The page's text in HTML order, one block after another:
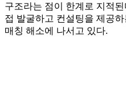
구조라는 점이 한계로 지적
접 발굴하고 컨설팅을 제공
매칭 해소에 나서고 있다.